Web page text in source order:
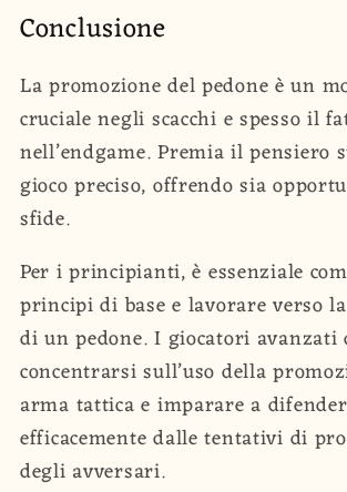
Conclusione
La promozione del pedone è un
cruciale negli scacchi e spesso il
nell’endgame. Premia il pensiero
gioco preciso, offrendo sia
sfide.
Per i principianti, è essenziale
principi di base e lavorare verso
di un pedone. I giocatori avanzati
concentrarsi sull’uso della
arma tattica e imparare a
efficacemente dalle tentativi di
degli avversari.